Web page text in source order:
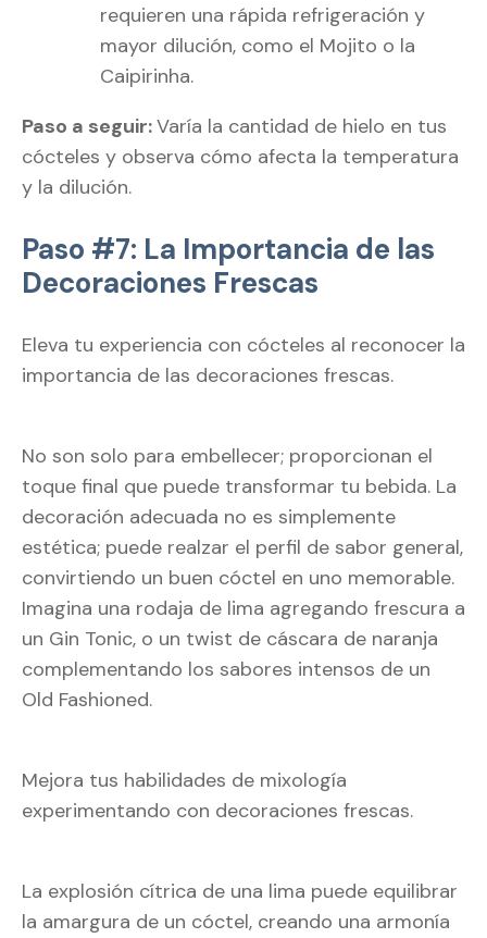
requieren una rápida refrigeración y
mayor dilución, como el Mojito o la
Caipirinha.
Paso a seguir:Varía la cantidad de hielo en tus
cócteles y observa cómo afecta la temperatura
y la dilución.
Paso #7: La Importancia de las
Decoraciones Frescas
Eleva tu experiencia con cócteles al reconocer la
importancia de las decoraciones frescas.
No son solo para embellecer; proporcionan el
toque final que puede transformar tu bebida. La
decoración adecuada no es simplemente
estética; puede realzar el perfil de sabor general,
convirtiendo un buen cóctel en uno memorable.
Imagina una rodaja de lima agregando frescura a
un Gin Tonic, o un twist de cáscara de naranja
complementando los sabores intensos de un
Old Fashioned.
Mejora tus habilidades de mixología
experimentando con decoraciones frescas.
La explosión cítrica de una lima puede equilibrar
la amargura de un cóctel, creando una armonía